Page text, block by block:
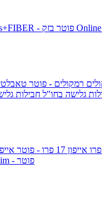
yes+FIBER - פוטר בזק Online
רמקולים - פוטר
גלישה בחו"ל חבילות
אייפון 17 פרו - פוטר אייפון 17
Esim - פוטר